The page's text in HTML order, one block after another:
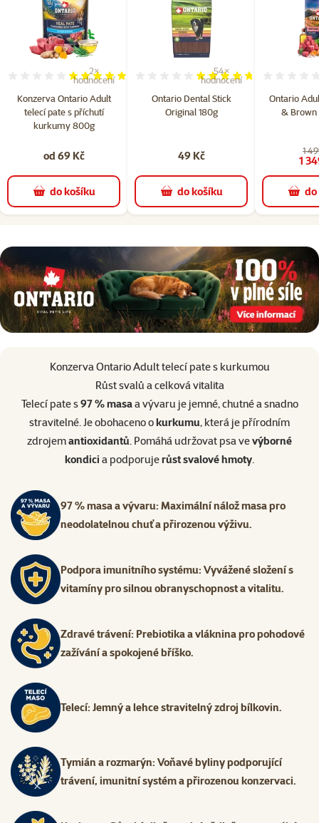
Konzerva Ontario Adult
telecí pate s příchutí
kurkumy 800g
Hodnocení 100%, počet hodnocení: 2
2×
hodnocení
od 69 Kč
do košíku
Ontario Dental Stick
Original 180g
Hodnocení 94%, počet
54×
hodnocení
49 Kč
do košíku
Ontario
& Brown
1
1
superzoo.product.detail.content
Konzerva Ontario Adult telecí pate s kurkumou
Růst svalů a celková vitalita
Telecí pate s97 % masaa vývaru je jemné, chutné a snadno
stravitelné. Je obohaceno okurkumu, která je přírodním
zdrojemantioxidantů. Pomáhá udržovat psa vevýborné
kondici a podporujerůst svalové hmoty.
97 % masa a vývaru: Maximální nálož masa pro
neodolatelnou chuť a přirozenou výživu.
Podpora imunitního systému: Vyvážené složení s
vitamíny pro silnou obranyschopnost a vitalitu.
Zdravé trávení: Prebiotika a vláknina pro pohodové
zažívání a spokojené bříško.
Telecí: Jemný a lehce stravitelný zdroj bílkovin.
Tymián a rozmarýn: Voňavé byliny podporující
trávení, imunitní systém a přirozenou konzervaci.